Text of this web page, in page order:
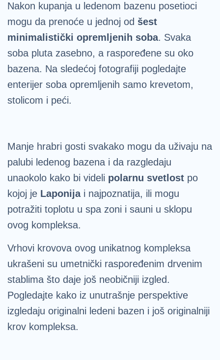
Nakon kupanja u ledenom bazenu posetioci
mogu da prenoće u jednoj od šest
minimalistički opremljenih soba. Svaka
soba pluta zasebno, a raspoređene su oko
bazena. Na sledećoj fotografiji pogledajte
enterijer soba opremljenih samo krevetom,
stolicom i peći.
Manje hrabri gosti svakako mogu da uživaju na
palubi ledenog bazena i da razgledaju
unaokolo kako bi videli polarnu svetlost po
kojoj je Laponijai najpoznatija, ili mogu
potražiti toplotu u spa zoni i sauni u sklopu
ovog kompleksa.
Vrhovi krovova ovog unikatnog kompleksa
ukrašeni su umetnički raspoređenim drvenim
stablima što daje još neobičniji izgled.
Pogledajte kako iz unutrašnje perspektive
izgledaju originalni ledeni bazen i još originalniji
krov kompleksa.